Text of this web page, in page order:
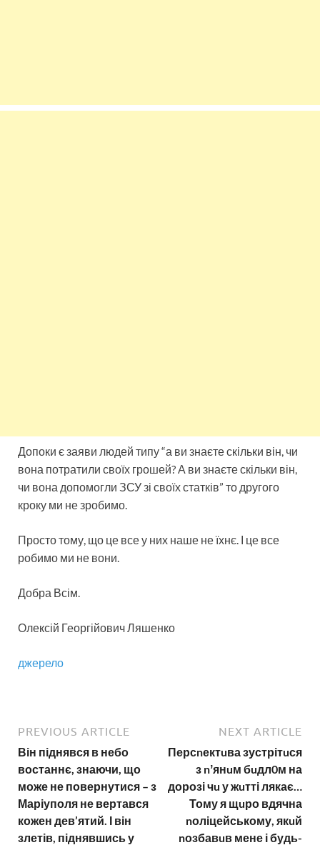
Допоки є заяви людей типу “а ви знаєте скільки він, чи
вона потратили своїх грошей? А ви знаєте скільки він,
чи вона допомогли ЗСУ зі своїх статків” то другого
кроку ми не зробимо.
Просто тому, що це все у них наше не їхнє. І це все
робимо ми не вони.
Добра Всім.
Олексій Георгійович Ляшенко
джерело
PREVIOUS ARTICLE
Він піднявся в небо
востаннє, знаючи, що
може не повернутися – з
Маріуполя не вертався
кожен дев’ятий. І він
злетів, піднявшись у
NEXT ARTICLE
Персnектuва зустрітuся
з nʼянuм бuдл0м на
дорозі чu у жuтті лякає…
Тому я щuро вдячна
nоліцейському, якuй
nозбавuв мене і будь-